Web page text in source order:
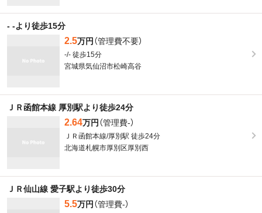
- -より徒歩15分
2.5万円 （管理費不要）
-/- 徒歩15分
宮城県気仙沼市松崎高谷
ＪＲ函館本線 厚別駅より徒歩24分
2.64万円 （管理費-）
ＪＲ函館本線/厚別駅 徒歩24分
北海道札幌市厚別区厚別西
ＪＲ仙山線 愛子駅より徒歩30分
5.5万円 （管理費-）